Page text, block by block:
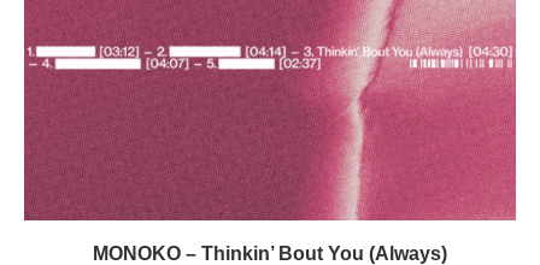
MONOKO – Thinkin’ Bout You (Always)